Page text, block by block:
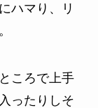
ハマり、リ
ころで上手
ったりしそ